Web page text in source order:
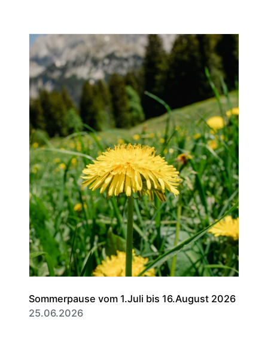
Sommerpause vom 1.Juli bis 16.August 2026
25.06.2026